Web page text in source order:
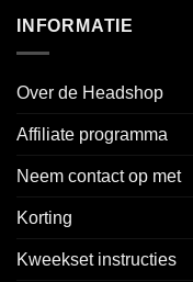
INFORMATIE
Over de Headshop
Affiliate programma
Neem contact op met
Korting
Kweekset instructies